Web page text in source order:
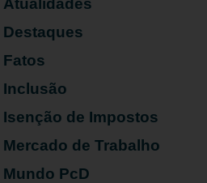
Destaques
Fatos
Inclusão
Isenção de Impostos
Mercado de Trabalho
Mundo PcD